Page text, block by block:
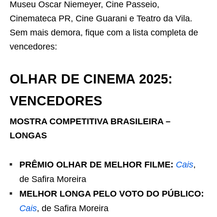
Museu Oscar Niemeyer, Cine Passeio,
Cinemateca PR, Cine Guarani e Teatro da Vila.
Sem mais demora, fique com a lista completa de
vencedores:
OLHAR DE CINEMA 2025:
VENCEDORES
MOSTRA COMPETITIVA BRASILEIRA –
LONGAS
PRÊMIO OLHAR DE MELHOR FILME: Cais,
de Safira Moreira
MELHOR LONGA PELO VOTO DO PÚBLICO:
Cais, de Safira Moreira